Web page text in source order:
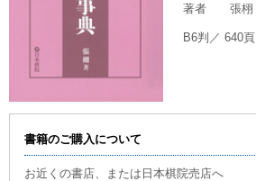
著者
張栩
B6判／ 640頁
書籍のご購入について
お近くの書店、または日本棋院売店へ